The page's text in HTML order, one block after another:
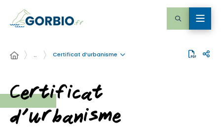
… Certificat d’urbanisme
Certificat
d’urbanisme